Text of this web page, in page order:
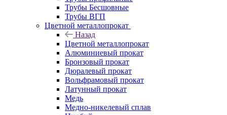
Трубы Бесшовные
Трубы ВГП
Цветной металлопрокат
Назад
Цветной металлопрокат
Алюминиевый прокат
Бронзовый прокат
Дюралевый прокат
Вольфрамовый прокат
Латунный прокат
Медь
Медно-никелевый сплав